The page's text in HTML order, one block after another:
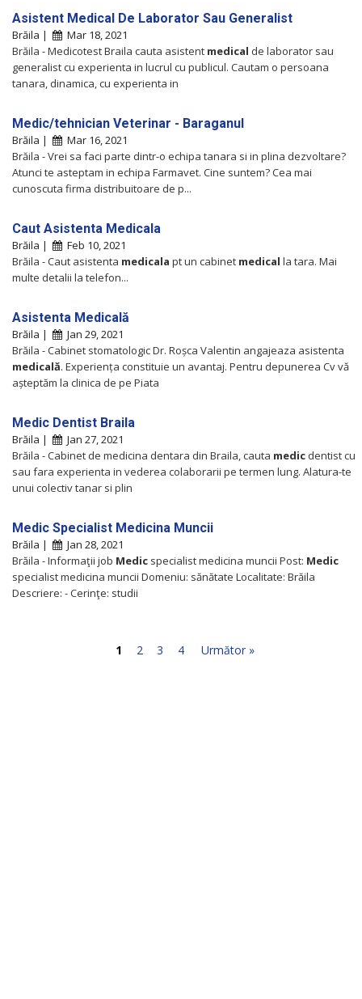
Asistent Medical De Laborator Sau Generalist
Brăila |
Mar 18, 2021
Brăila - Medicotest Braila cauta asistent medical de laborator sau
generalist cu experienta in lucrul cu publicul. Cautam o persoana
tanara, dinamica, cu experienta in
Medic/tehnician Veterinar - Baraganul
Brăila |
Mar 16, 2021
Brăila - Vrei sa faci parte dintr-o echipa tanara si in plina dezvoltare?
Atunci te asteptam in echipa Farmavet. Cine suntem? Cea mai
cunoscuta firma distribuitoare de p...
Caut Asistenta Medicala
Brăila |
Feb 10, 2021
Brăila - Caut asistenta medicala pt un cabinet medical la tara. Mai
multe detalii la telefon...
Asistenta Medicală
Brăila |
Jan 29, 2021
Brăila - Cabinet stomatologic Dr. Roșca Valentin angajeaza asistenta
medicală. Experiența constituie un avantaj. Pentru depunerea Cv vă
așteptăm la clinica de pe Piata
Medic Dentist Braila
Brăila |
Jan 27, 2021
Brăila - Cabinet de medicina dentara din Braila, cauta medic dentist cu
sau fara experienta in vederea colaborarii pe termen lung. Alatura-te
unui colectiv tanar si plin
Medic Specialist Medicina Muncii
Brăila |
Jan 28, 2021
Brăila - Informaţii job Medic specialist medicina muncii Post: Medic
specialist medicina muncii Domeniu: sănătate Localitate: Brăila
Descriere: - Cerinţe: studii
1 2 3 4 Următor »